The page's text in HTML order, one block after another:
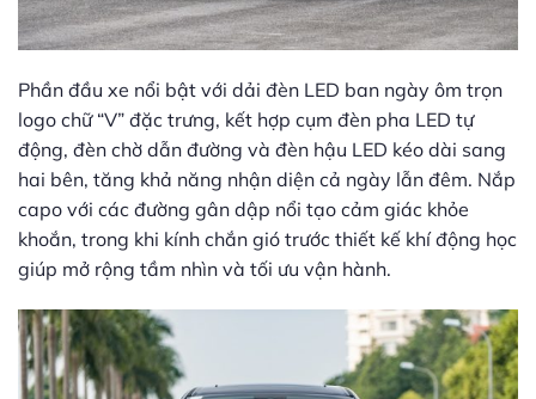
Phần đầu xe nổi bật với dải đèn LED ban ngày ôm trọn
logo chữ “V” đặc trưng, kết hợp cụm đèn pha LED tự
động, đèn chờ dẫn đường và đèn hậu LED kéo dài sang
hai bên, tăng khả năng nhận diện cả ngày lẫn đêm. Nắp
capo với các đường gân dập nổi tạo cảm giác khỏe
khoắn, trong khi kính chắn gió trước thiết kế khí động học
giúp mở rộng tầm nhìn và tối ưu vận hành.